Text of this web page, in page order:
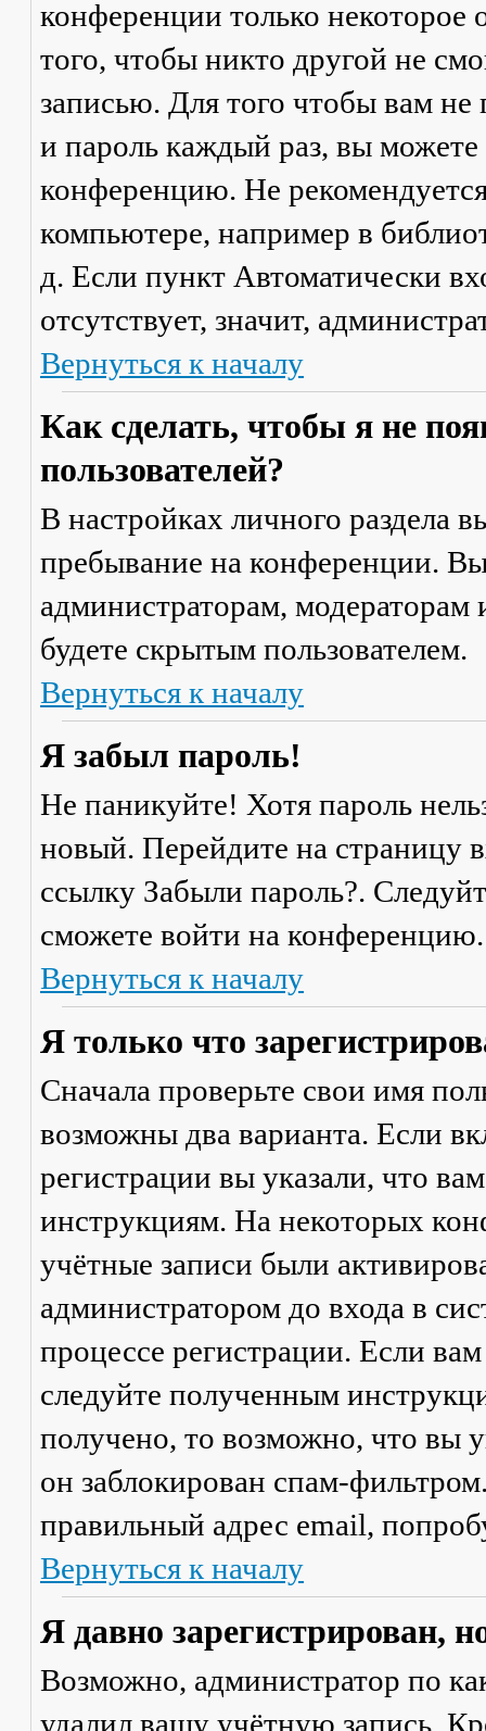
конференции только некоторое
того, чтобы никто другой не
записью. Для того чтобы вам не
и пароль каждый раз, вы
конференцию. Не
компьютере, например в
д. Если пункт Автоматически
отсутствует, значит,
Вернуться к началу
Как сделать, чтобы я не
пользователей?
В настройках личного раздела
пребывание на конференции.
администраторам,
будете скрытым пользователем.
Вернуться к началу
Я забыл пароль!
Не паникуйте! Хотя пароль
новый. Перейдите на страницу
ссылку Забыли пароль?.
сможете войти на конференцию.
Вернуться к началу
Я только что
Сначала проверьте свои имя
возможны два варианта. Если
регистрации вы указали, что
инструкциям. На некоторых
учётные записи были
администратором до входа в
процессе регистрации. Если
следуйте полученным
получено, то возможно, что вы
он заблокирован спам-
правильный адрес email,
Вернуться к началу
Я давно зарегистрирован,
Возможно, администратор по
удалил вашу учётную запись.